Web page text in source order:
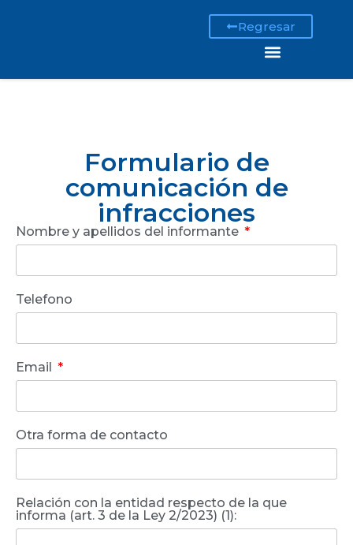
Regresar
Formulario de
comunicación de
infracciones
Nombre y apellidos del informante
Telefono
Email
Otra forma de contacto
Relación con la entidad respecto de la que
informa (art. 3 de la Ley 2/2023) (1):